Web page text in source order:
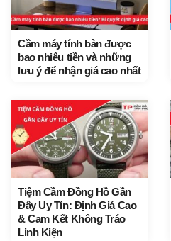
Cầm máy tính bàn được
bao nhiêu tiền và những
lưu ý để nhận giá cao nhất
Tiệm Cầm Đồng Hồ Gần
Đây Uy Tín: Định Giá Cao
& Cam Kết Không Tráo
Linh Kiện